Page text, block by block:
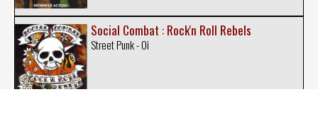
Social Combat : Rock'n Roll Rebels
Street Punk - Oi